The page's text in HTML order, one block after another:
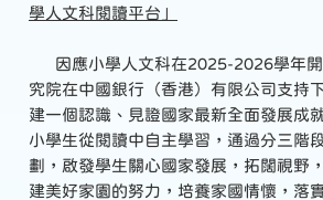
學人文科閱讀平台」
因應小學人文科在2025-2026學年開
究院在中國銀行（香港）有限公司支持
建一個認識、見證國家最新全面發展成
小學生從閱讀中自主學習，通過分三階
劃，啟發學生關心國家發展，拓闊視野
建美好家園的努力，培養家國情懷，落